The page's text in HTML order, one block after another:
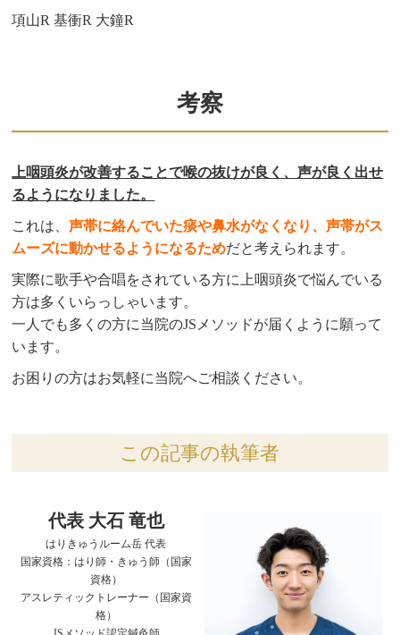
項山R 基衝R 大鐘R
考察
上咽頭炎が改善することで喉の抜けが良く、声が良く出せ
るようになりました。
これは、声帯に絡んでいた痰や鼻水がなくなり、声帯がス
ムーズに動かせるようになるためだと考えられます。
実際に歌手や合唱をされている方に上咽頭炎で悩んでいる
方は多くいらっしゃいます。
一人でも多くの方に当院のJSメソッドが届くように願って
います。
お困りの方はお気軽に当院へご相談ください。
この記事の執筆者
代表 大石 竜也
はりきゅうルーム岳 代表
国家資格：はり師・きゅう師（国家
資格）
アスレティックトレーナー（国家資
格）